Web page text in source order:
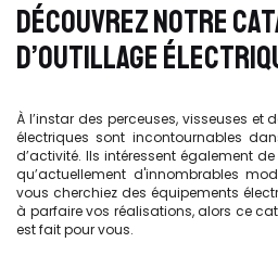
DÉCOUVREZ NOTRE
D’OUTILLAGE
À l’instar des perceuses, visseuses et
électriques sont incontournables
d’activité. Ils intéressent également
qu’actuellement d'innombrables
vous cherchiez des équipements
à parfaire vos réalisations, alors ce
est fait pour vous.